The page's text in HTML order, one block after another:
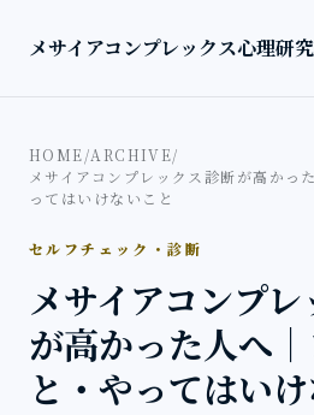
メサイアコンプレックス心理研
HOME/ARCHIVE/
メサイアコンプレックス診断が高かっ
ってはいけないこと
セルフチェック・診断
メサイアコンプ
が高かった人へ
と・やってはい